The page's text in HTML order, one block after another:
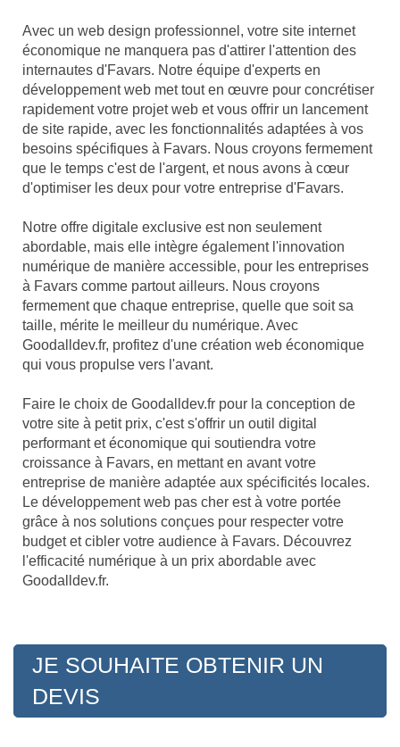
Avec un web design professionnel, votre site internet
économique ne manquera pas d'attirer l'attention des
internautes d'Favars. Notre équipe d'experts en
développement web met tout en œuvre pour concrétiser
rapidement votre projet web et vous offrir un lancement
de site rapide, avec les fonctionnalités adaptées à vos
besoins spécifiques à Favars. Nous croyons fermement
que le temps c'est de l'argent, et nous avons à cœur
d'optimiser les deux pour votre entreprise d'Favars.
Notre offre digitale exclusive est non seulement
abordable, mais elle intègre également l'innovation
numérique de manière accessible, pour les entreprises
à Favars comme partout ailleurs. Nous croyons
fermement que chaque entreprise, quelle que soit sa
taille, mérite le meilleur du numérique. Avec
Goodalldev.fr, profitez d'une création web économique
qui vous propulse vers l'avant.
Faire le choix de Goodalldev.fr pour la conception de
votre site à petit prix, c'est s'offrir un outil digital
performant et économique qui soutiendra votre
croissance à Favars, en mettant en avant votre
entreprise de manière adaptée aux spécificités locales.
Le développement web pas cher est à votre portée
grâce à nos solutions conçues pour respecter votre
budget et cibler votre audience à Favars. Découvrez
l'efficacité numérique à un prix abordable avec
Goodalldev.fr.
JE SOUHAITE OBTENIR UN
DEVIS